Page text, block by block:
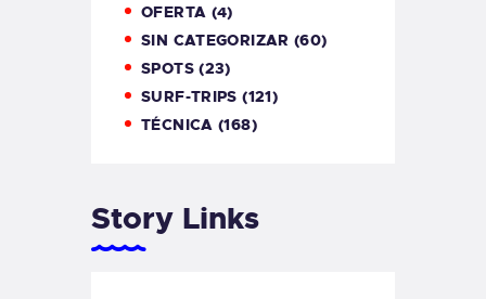
OFERTA (4)
SIN CATEGORIZAR (60)
SPOTS(23)
SURF-TRIPS (121)
TÉCNICA (168)
Story Links